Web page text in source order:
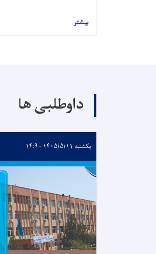
بیشتر
داوطلبی ها
یکشنبه ۱۴۰۵/۵/۱۱ - ۱۴:۹